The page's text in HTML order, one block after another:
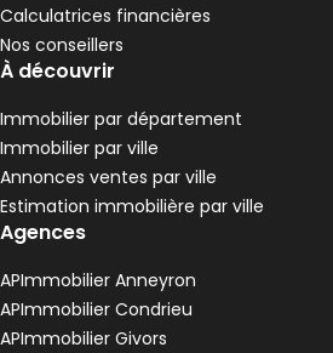
215 000 €
Saint-Marcellin-en-Forez - 42680
Maison • 3 pièces • 80 m²
DPE :
Calculatrices financières
Nos conseillers
À découvrir
Immobilier par département
Immobilier par ville
Annonces ventes par ville
Estimation immobilière par ville
Agences
APImmobilier Anneyron
APImmobilier Condrieu
APImmobilier Givors